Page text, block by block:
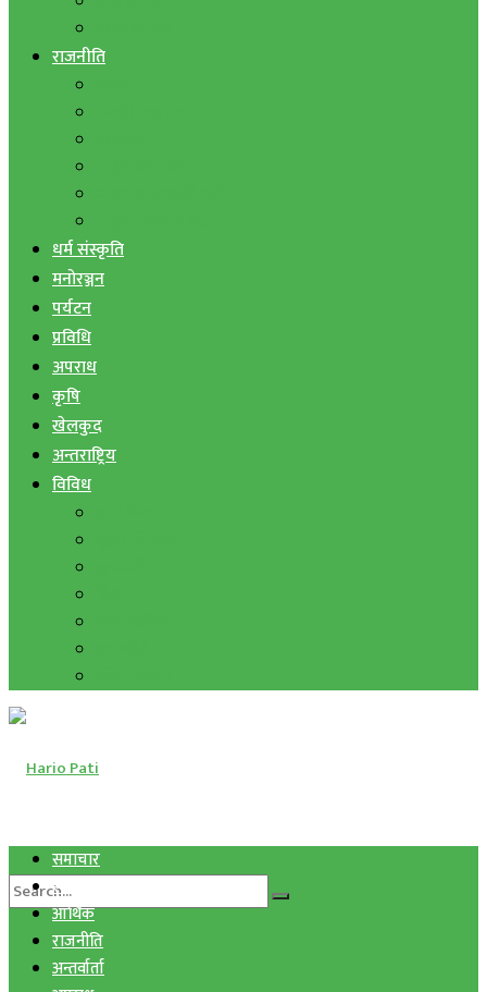
राजनीति
धर्म संस्कृति
मनोरञ्जन
पर्यटन
प्रविधि
अपराध
कृषि
खेलकुद
अन्तराष्ट्रिय
विविध
समाचार
स्वास्थ्य
आर्थिक
राजनीति
अन्तर्वार्ता